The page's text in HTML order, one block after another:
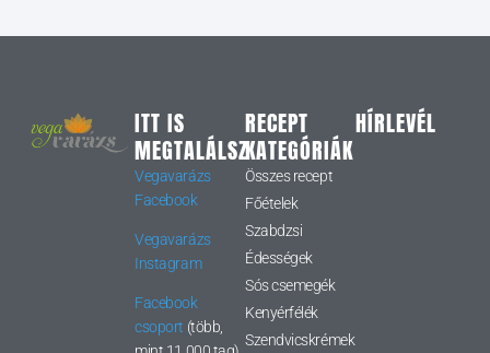
ITT IS
MEGTALÁLSZ
Vegavarázs
Facebook
Vegavarázs
Instagram
Facebook
csoport (több,
RECEPT
KATEGÓRIÁK
Összes recept
Főételek
Szabdzsi
Édességek
Sós csemegék
Kenyérfélék
Szendvicskrémek
HÍRLEVÉL